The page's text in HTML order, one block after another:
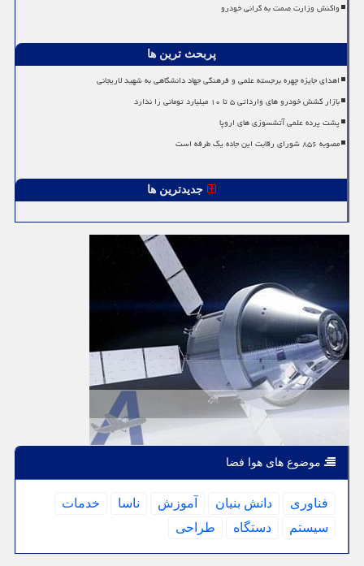
واکنش وزارت صمت به گرانی خودرو
پربحث ترین ها
اهدای جایزه چهره برجسته علمی و فرهنگی جهاد دانشگاهی به شهید لاریجانی
بازار کشش خودرو های وارداتی ۵ تا ۱۰ میلیارد تومانی را ندارد
پشت پرده علمی آتشسوزی های اروپا
مصوبه ۸۵۶ شورای رقابت این جاده یک طرفه است
جدیدترین ها
موضوع های هوا فضا
فناوری دانش بنیان آموزش ناسا
خدمات
سیستم
دستگاه طراحی